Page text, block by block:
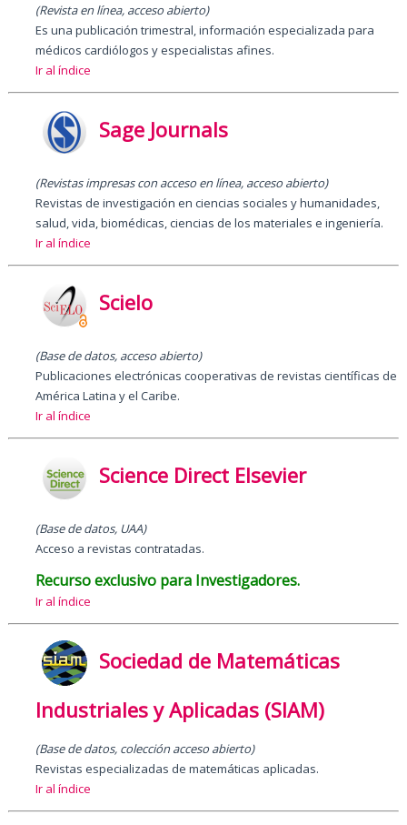
(Revista en línea, acceso abierto)
Es una publicación trimestral, información especializada para
médicos cardiólogos y especialistas afines.
Ir al índice
Sage Journals
(Revistas impresas con acceso en línea, acceso abierto)
Revistas de investigación en ciencias sociales y humanidades,
salud, vida, biomédicas, ciencias de los materiales e ingeniería.
Ir al índice
Scielo
(Base de datos, acceso abierto)
Publicaciones electrónicas cooperativas de revistas científicas de
América Latina y el Caribe.
Ir al índice
Science Direct Elsevier
(Base de datos, UAA)
Acceso a revistas contratadas.
Recurso exclusivo para Investigadores.
Ir al índice
Sociedad de Matemáticas
Industriales y Aplicadas (SIAM)
(Base de datos, colección acceso abierto)
Revistas especializadas de matemáticas aplicadas.
Ir al índice